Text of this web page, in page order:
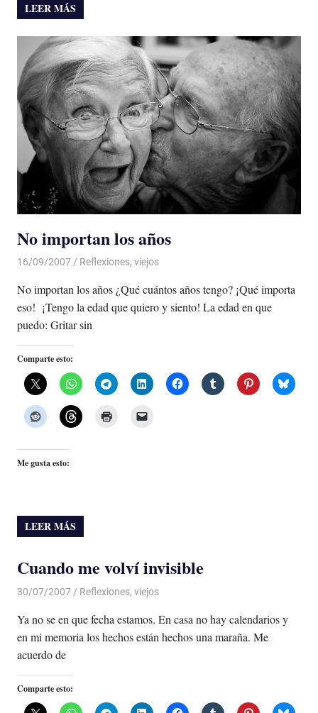
LEER MÁS
No importan los años
16/09/2007 Luis Castellanos
Reflexiones, viejos
No importan los años ¿Qué cuántos años tengo? ¡Qué importa
eso! ¡Tengo la edad que quiero y siento! La edad en que
puedo: Gritar sin
Comparte esto:
Me gusta esto:
LEER MÁS
Cuando me volví invisible
30/07/2007 Luis Castellanos
Reflexiones, viejos
Ya no se en que fecha estamos. En casa no hay calendarios y
en mi memoria los hechos están hechos una maraña. Me
acuerdo de
Comparte esto: